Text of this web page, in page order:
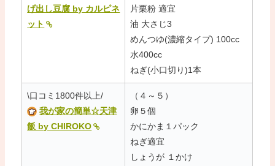
げ出し豆腐 by カルピネ
ット
片栗粉 適宜
油 大さじ3
めんつゆ(濃縮タイプ) 100cc
水400cc
ねぎ(小口切り)1本
\口コミ1800件以上/
我が家の簡単☆天津
飯 by CHIROKO
（４～５）
卵５個
かにかま１パック
ねぎ適宜
しょうが １かけ